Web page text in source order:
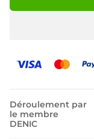
Déroulement par
le membre
DENIC